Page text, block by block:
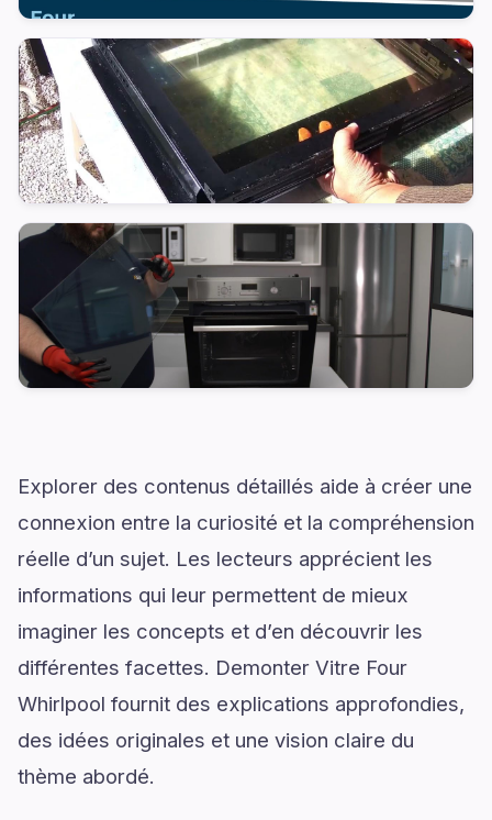
Explorer des contenus détaillés aide à créer une
connexion entre la curiosité et la compréhension
réelle d’un sujet. Les lecteurs apprécient les
informations qui leur permettent de mieux
imaginer les concepts et d’en découvrir les
différentes facettes. Demonter Vitre Four
Whirlpool fournit des explications approfondies,
des idées originales et une vision claire du
thème abordé.